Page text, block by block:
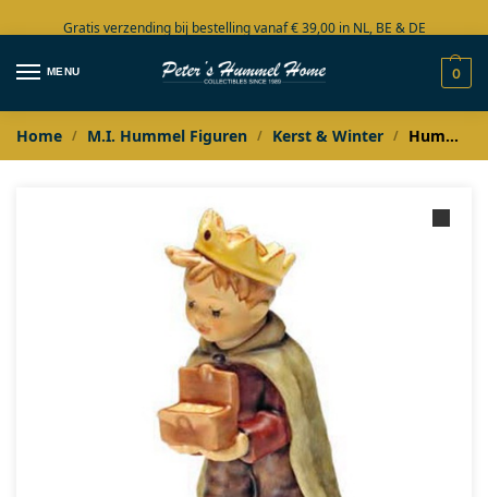
Gratis verzending bij bestelling vanaf € 39,00 in NL, BE & DE
Grote collectie in voorraad
MENU 0
Home / M.I. Hummel Figuren / Kerst & Winter / Hummel Koning Melchior Kinderkerstgroep